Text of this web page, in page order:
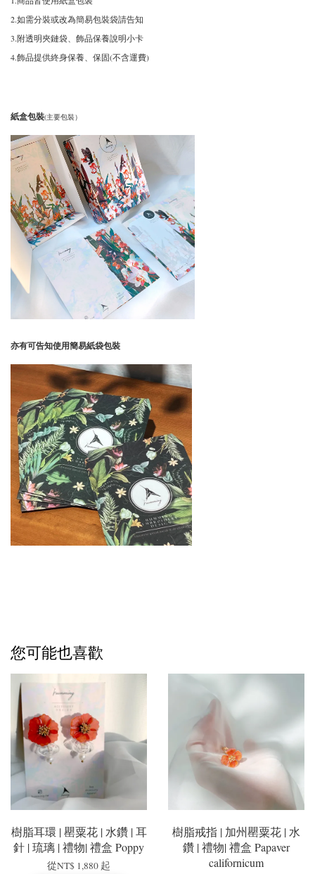
2.如需分裝或改為簡易包裝袋請告知
3.附透明夾鏈袋、飾品保養說明小卡
4.飾品提供終身保養、保固(不含運費)
紙盒包裝(主要包裝）
亦有可告知使用簡易紙袋包裝
您可能也喜歡
樹脂耳環 | 罌粟花 | 水鑽 | 耳
針 | 琉璃 | 禮物| 禮盒 Poppy
從NT$ 1,880 起
樹脂戒指 | 加州罌粟花 | 水
鑽 | 禮物| 禮盒 Papaver
californicum